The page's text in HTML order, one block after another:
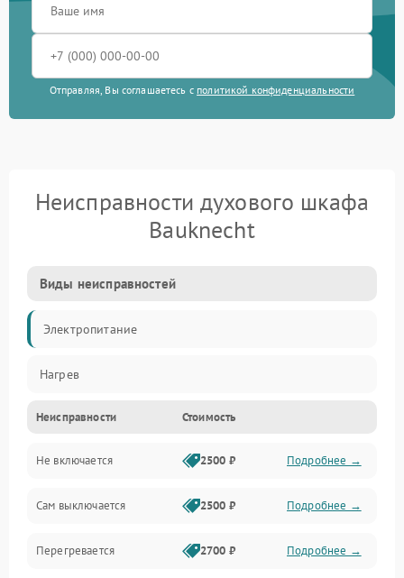
Отправляя, Вы соглашаетесь с политикой конфиденциальности
Неисправности духового шкафа
Bauknecht
Виды неисправностей
Электропитание
Нагрев
Неисправности Стоимость
Не включается 2500 ₽ Подробнее →
Сам выключается 2500 ₽ Подробнее →
Перегревается 2700 ₽ Подробнее →